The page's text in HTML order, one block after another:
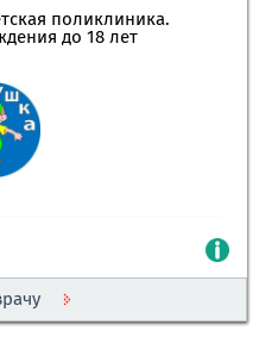
поликлиника.
до 18 лет